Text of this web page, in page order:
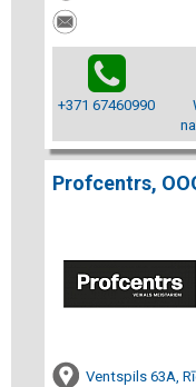
+371 67460990
Profcentrs,
Ventspils 63A,